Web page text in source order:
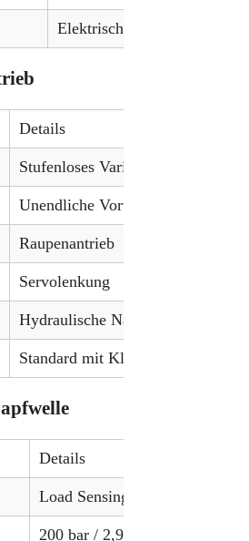
Elektrisch
Details
Stufenloses VarioDrive-Getriebe
Unendliche Vorwärts- und
Raupenantrieb
Servolenkung
Hydraulische
Standard mit Klimaanlage
Details
Load Sensing
200 bar / 2,900 psi